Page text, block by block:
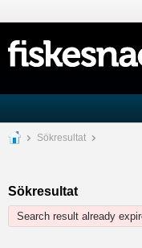
Sökresultat
Sökresultat
Search result already